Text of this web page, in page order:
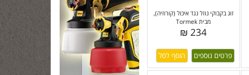
זוג בקבוקי נוזל נגד איכול (קורוזיה),
מבית Tormek
234 ₪
פרטים נוספים